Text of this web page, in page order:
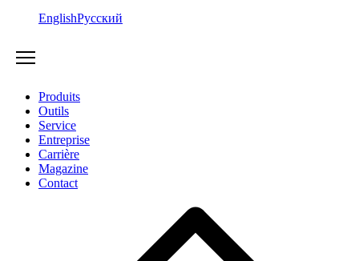
EnglishРусский
Produits
Outils
Service
Entreprise
Carrière
Magazine
Contact